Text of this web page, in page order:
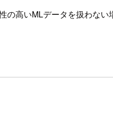
の高いMLデータを扱わない